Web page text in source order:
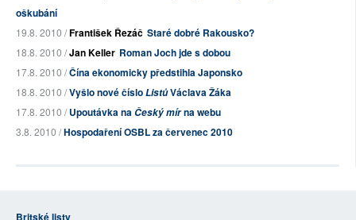
oškubání
19.8. 2010 /František Řezáč Staré dobré Rakousko?
18.8. 2010 /Jan Keller Roman Joch jde s dobou
17.8. 2010 /Čína ekonomicky předstihla Japonsko
18.8. 2010 /Vyšlo nové čísloListůVáclava Žáka
17.8. 2010 /Upoutávka naČeský mírna webu
3.8. 2010 /Hospodaření OSBL za červenec 2010
Britské listy